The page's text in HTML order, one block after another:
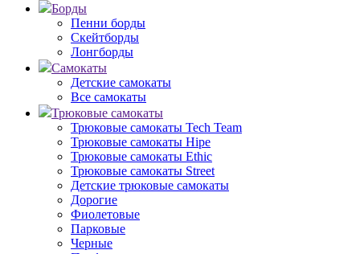
Борды
Пенни борды
Скейтборды
Лонгборды
Самокаты
Детские самокаты
Все самокаты
Трюковые самокаты
Трюковые самокаты Tech Team
Трюковые самокаты Hipe
Трюковые самокаты Ethic
Трюковые самокаты Street
Детские трюковые самокаты
Дорогие
Фиолетовые
Парковые
Черные